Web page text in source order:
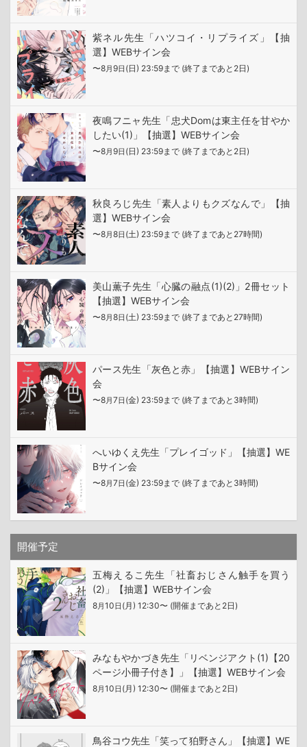
紫ネル先生「ハツコイ・リプライズ」【抽
選】WEBサイン会
〜8月9日 (日) 23:59まで (終了まであと2日)
夜鳴フニャ先生「忠犬Domは東主任を甘やか
したい(1)」【抽選】WEBサイン会
〜8月9日 (日) 23:59まで (終了まであと2日)
秋良ろじ先生「素人よりもクズなんで」【抽
選】WEBサイン会
〜8月8日 (土) 23:59まで (終了まであと27時間)
美山薫子先生「心臓の融点(1)(2)」2冊セット
【抽選】WEBサイン会
〜8月8日 (土) 23:59まで (終了まであと27時間)
パース先生「灰色と赤」【抽選】WEBサイン
会
〜8月7日 (金) 23:59まで (終了まであと3時間)
へいゆくえ先生「プレイゴッド」【抽選】WE
Bサイン会
〜8月7日 (金) 23:59まで (終了まであと3時間)
開催予定
五梅えるこ先生「社畜おじさん触手を買う
(2)」【抽選】WEBサイン会
8月10日 (月) 12:30〜 (開催まであと2日)
みなもやかづき先生「リベンジアクト(1)【20
ページ小冊子付き】」【抽選】WEBサイン会
8月10日 (月) 12:30〜 (開催まであと2日)
鳥谷コウ先生「笑って狛野さん」【抽選】WE